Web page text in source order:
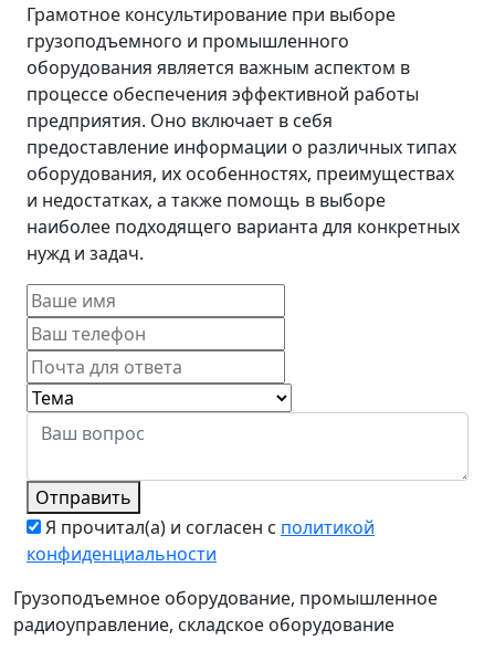
Грамотное консультирование при выборе
грузоподъемного и промышленного
оборудования является важным аспектом в
процессе обеспечения эффективной работы
предприятия. Оно включает в себя
предоставление информации о различных типах
оборудования, их особенностях, преимуществах
и недостатках, а также помощь в выборе
наиболее подходящего варианта для конкретных
нужд и задач.
Отправить
Я прочитал(а) и согласен с политикой
конфиденциальности
Грузоподъемное оборудование, промышленное
радиоуправление, складское оборудование